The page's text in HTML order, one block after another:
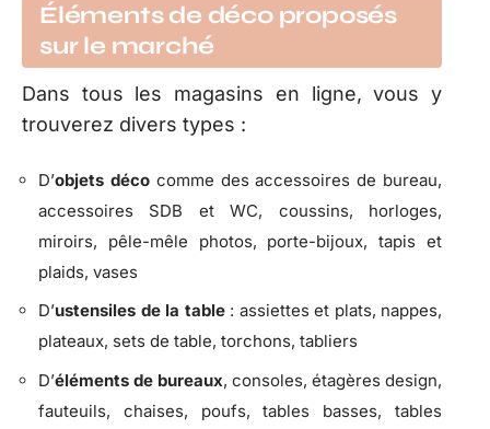
Éléments de déco proposés
sur le marché
Dans tous les magasins en ligne, vous y
trouverez divers types :
D’objets décocomme des accessoires de bureau,
accessoires SDB et WC, coussins, horloges,
miroirs, pêle-mêle photos, porte-bijoux, tapis et
plaids, vases
D’ustensiles de la table: assiettes et plats, nappes,
plateaux, sets de table, torchons, tabliers
D’éléments de bureaux, consoles, étagères design,
fauteuils, chaises, poufs, tables basses, tables